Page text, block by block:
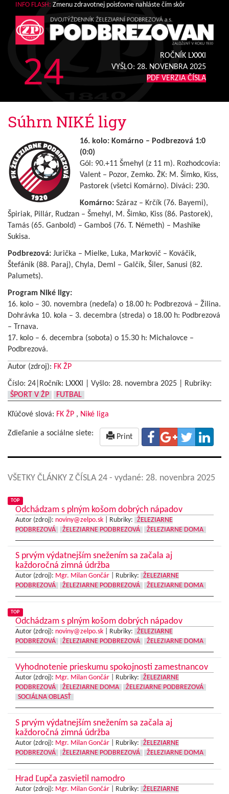
INFO FLASH: Zmenu zdravotnej poisťovne nahláste čím skôr
24
ROČNÍK LXXXI
VYŠLO: 28. NOVENBRA 2025
PDF VERZIA ČÍSLA
Súhrn NIKÉ ligy
16. kolo: Komárno – Podbrezová 1:0
(0:0)
Gól: 90.+11 Šmehyl (z 11 m). Rozhodcovia:
Valent – Pozor, Zemko. ŽK: M. Šimko, Kiss,
Pastorek (všetci Komárno). Diváci: 230.
Komárno: Száraz – Krčík (76. Bayemi),
Špiriak, Pillár, Rudzan – Šmehyl, M. Šimko, Kiss (86. Pastorek),
Tamás (65. Ganbold) – Gamboš (76. T. Németh) – Mashike
Sukisa.
Podbrezová: Jurička – Mielke, Luka, Markovič – Kováčik,
Štefánik (88. Paraj), Chyla, Deml – Galčík, Šiler, Sanusi (82.
Palumets).
Program Niké ligy:
16. kolo – 30. novembra (nedeľa) o 18.00 h: Podbrezová – Žilina.
Dohrávka 10. kola – 3. decembra (streda) o 18.00 h: Podbrezová
– Trnava.
17. kolo – 6. decembra (sobota) o 15.30 h: Michalovce –
Podbrezová.
Autor (zdroj): FK ŽP
Číslo: 24|Ročník: LXXXI | Vyšlo: 28. novembra 2025
Rubriky:
ŠPORT V ŽP
FUTBAL
Kľúčové slová: FK ŽP , Niké liga
Zdieľanie a sociálne siete: Print
VŠETKY ČLÁNKY Z ČÍSLA 24 - vydané: 28. novenbra 2025
TOP
Odchádzam s plným košom dobrých nápadov
Autor (zdroj): noviny@zelpo.sk Rubriky:
ŽELEZIARNE
PODBREZOVÁ
ŽELEZIARNE PODBREZOVÁ ŽELEZIARNE DOMA
S prvým výdatnejším snežením sa začala aj
každoročná zimná údržba
Autor (zdroj): Mgr. Milan Gončár Rubriky:
ŽELEZIARNE
PODBREZOVÁ
ŽELEZIARNE PODBREZOVÁ ŽELEZIARNE DOMA
TOP
Odchádzam s plným košom dobrých nápadov
Autor (zdroj): noviny@zelpo.sk Rubriky:
ŽELEZIARNE
PODBREZOVÁ
ŽELEZIARNE PODBREZOVÁ ŽELEZIARNE DOMA
Vyhodnotenie prieskumu spokojnosti zamestnancov
Autor (zdroj): Mgr. Milan Gončár Rubriky:
ŽELEZIARNE
PODBREZOVÁ
ŽELEZIARNE DOMA
ŽELEZIARNE PODBREZOVÁ
SOCIÁLNA OBLASŤ
S prvým výdatnejším snežením sa začala aj
každoročná zimná údržba
Autor (zdroj): Mgr. Milan Gončár Rubriky:
ŽELEZIARNE
PODBREZOVÁ
ŽELEZIARNE PODBREZOVÁ ŽELEZIARNE DOMA
Hrad Ľupča zasvietil namodro
Autor (zdroj): Mgr. Milan Gončár Rubriky:
ŽELEZIARNE